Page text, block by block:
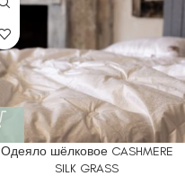
Одеяло шёлковое CASHMERE
SILK GRASS